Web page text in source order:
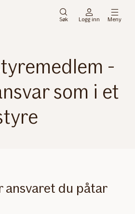
Søk Logg inn Meny
-
som i et
ansvaret du påtar